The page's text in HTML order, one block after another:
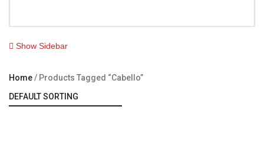
Show Sidebar
Home Products Tagged “cabello”